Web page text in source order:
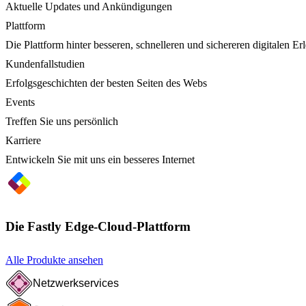
Aktuelle Updates und Ankündigungen
Plattform
Die Plattform hinter besseren, schnelleren und sichereren digitalen
Kundenfallstudien
Erfolgsgeschichten der besten Seiten des Webs
Events
Treffen Sie uns persönlich
Karriere
Entwickeln Sie mit uns ein besseres Internet
Die Fastly Edge-Cloud-Plattform
Alle Produkte ansehen
Netzwerkservices